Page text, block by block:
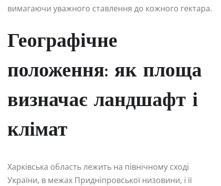
вимагаючи уважного ставлення до кожного гектара.
Географічне
положення: як площа
визначає ландшафт і
клімат
Харківська область лежить на північному сході
України, в межах Придніпровської низовини, і її